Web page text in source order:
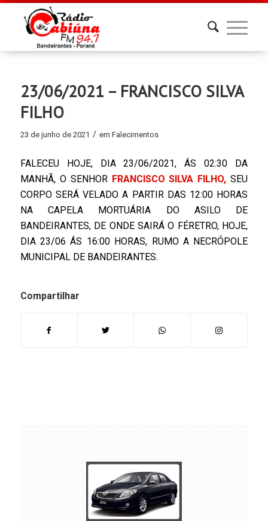
23/06/2021 – FRANCISCO SILVA
FILHO
23 de junho de 2021 / em Falecimentos
FALECEU HOJE, DIA 23/06/2021, ÁS 02:30 DA
MANHÃ, O SENHOR FRANCISCO SILVA FILHO, SEU
CORPO SERÁ VELADO A PARTIR DAS 12:00 HORAS
NA CAPELA MORTUÁRIA DO ASILO DE
BANDEIRANTES, DE ONDE SAIRÁ O FÉRETRO, HOJE,
DIA 23/06 ÁS 16:00 HORAS, RUMO A NECRÓPOLE
MUNICIPAL DE BANDEIRANTES.
Compartilhar